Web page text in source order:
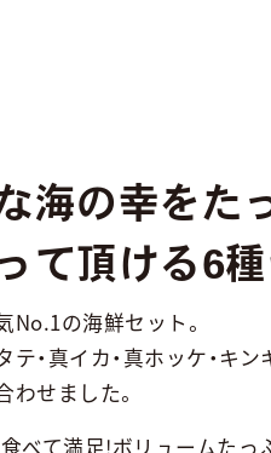
海の幸をた
て頂ける6
No.1の海鮮セット。
テ・真イカ・真ホッケ・キ
わせました。
べて満足!ボリュームたっ